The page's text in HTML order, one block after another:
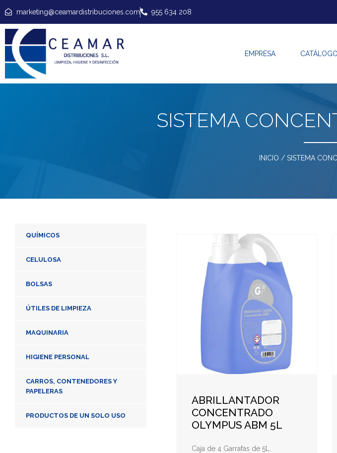
marketing@ceamardistribuciones.com 955 634 208
EMPRESA CATÁLOGO
SISTEMA
INICIO / SISTEMA
QUÍMICOS
CELULOSA
BOLSAS
ÚTILES DE LIMPIEZA
MAQUINARIA
HIGIENE PERSONAL
CARROS, CONTENEDORES Y
PAPELERAS
PRODUCTOS DE UN SOLO USO
ABRILLANTADOR
CONCENTRADO
OLYMPUS ABM 5L
Caja de 4 Garrafas de 5L.